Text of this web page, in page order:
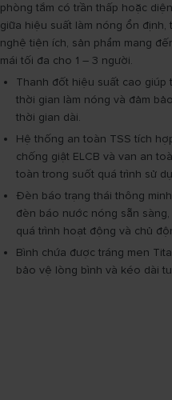
phòng tắm có trần thấp hoặc
giữa hiệu suất làm nóng ổn
nghệ tiện ích, sản phẩm mang
mái tối đa cho 1 – 3 người.
Thanh đốt hiệu suất cao giúp
thời gian làm nóng và đảm
thời gian dài.
Hệ thống an toàn TSS tích
chống giật ELCB và van an
toàn trong suốt quá trình sử
Đèn báo trạng thái thông
đèn báo nước nóng sẵn
quá trình hoạt động và chủ
Bình chứa được tráng men
bảo vệ lòng bình và kéo dài